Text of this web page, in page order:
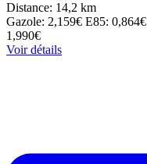
Distance: 14,2 km
Gazole: 2,159€ E85: 0,864€
1,990€
Voir détails